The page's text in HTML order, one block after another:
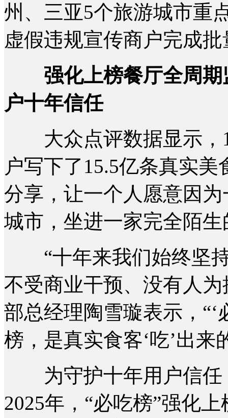
州、三亚5个旅游城市重
虚假违规宣传商户完成
强化上榜餐厅全周
户十年信任
大众点评数据显示，
户写下了15.5亿条真实
分享，让一个人愿意因
城市，坐进一家完全陌
“十年来我们始终坚持
不受商业干预、没有人
部总经理陶雪璇表示，
榜，是真实食客‘吃’出来
为守护十年用户信任
2025年，“必吃榜”强化